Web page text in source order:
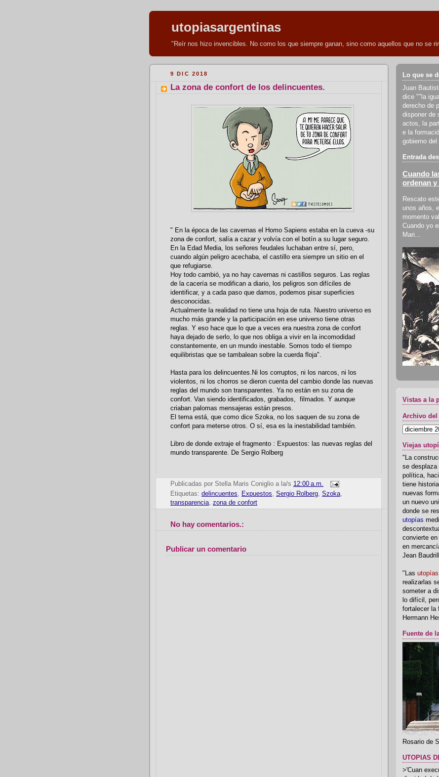
utopiasargentinas
"Reír nos hizo invencibles. No como los que siempre ganan, sino como aquellos que no se
9 DIC 2018
La zona de confort de los delincuentes.
" En la época de las cavernas el Homo Sapiens estaba en la cueva -su
zona de confort, salía a cazar y volvía con el botín a su lugar seguro.
En la Edad Media, los señores feudales luchaban entre sí, pero,
cuando algún peligro acechaba, el castillo era siempre un sitio en el
que refugiarse.
Hoy todo cambió, ya no hay cavernas ni castillos seguros. Las reglas
de la cacería se modifican a diario, los peligros son difíciles de
identificar, y a cada paso que damos, podemos pisar superficies
desconocidas.
Actualmente la realidad no tiene una hoja de ruta. Nuestro universo es
mucho más grande y la participación en ese universo tiene otras
reglas. Y eso hace que lo que a veces era nuestra zona de confort
haya dejado de serlo, lo que nos obliga a vivir en la incomodidad
constantemente, en un mundo inestable. Somos todo el tiempo
equilibristas que se tambalean sobre la cuerda floja".
Hasta para los delincuentes.Ni los corruptos, ni los narcos, ni los
violentos, ni los chorros se dieron cuenta del cambio donde las nuevas
reglas del mundo son transparentes. Ya no están en su zona de
confort. Van siendo identificados, grabados, filmados. Y aunque
criaban palomas mensajeras están presos.
El tema está, que como dice Szoka, no los saquen de su zona de
confort para meterse otros. O sí, esa es la inestabilidad también.
Libro de donde extraje el fragmento : Expuestos: las nuevas reglas del
mundo transparente. De Sergio Rolberg
Publicadas por Stella Maris Coniglio a la/s 12:00 a.m.
Etiquetas: delincuentes, Expuestos, Sergio Rolberg, Szoka,
transparencia, zona de confort
No hay comentarios.:
Publicar un comentario
Lo que se
Juan
dice ""la
derecho de
disponer de
actos, la
e la
gobierno
Entrada
Cuando
ordenan
Rescato
unos años,
momento
Cuando yo
Mari...
Vistas a la
Archivo del
Viejas
"La
se desplaza
política,
tiene
nuevas
un nuevo
donde se
utopías
convierte
en
Jean
"Las utopías
realizarlas
someter a
lo difícil,
fortalecer la
Hermann
Fuente de
Rosario de
UTOPIAS
>'Cuan